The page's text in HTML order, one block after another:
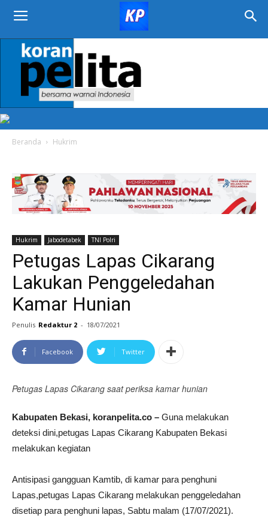
KORAN
PELITA
Beranda Hukrim
Hukrim Jabodetabek TNI Polri
Petugas Lapas Cikarang
Lakukan Penggeledahan
Kamar Hunian
Penulis Redaktur 2 - 18/07/2021
Facebook Twitter
Petugas Lapas Cikarang saat periksa kamar hunian
Kabupaten Bekasi, koranpelita.co – Guna melakukan
deteksi dini,petugas Lapas Cikarang Kabupaten Bekasi
melakukan kegiatan
Antisipasi gangguan Kamtib, di kamar para penghuni
Lapas,petugas Lapas Cikarang melakukan penggeledahan
disetiap para penghuni lapas, Sabtu malam (17/07/2021).